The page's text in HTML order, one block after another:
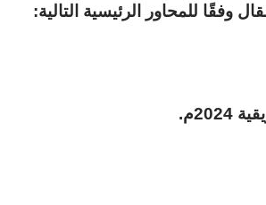
وفقًا للمحاور الرئيسية التالية: